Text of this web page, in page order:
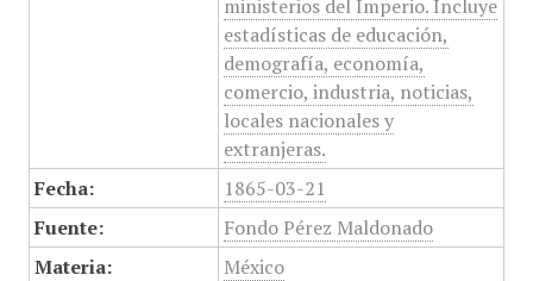
ministerios del Imperio. Incluye
estadísticas de educación,
demografía, economía,
comercio, industria, noticias,
locales nacionales y
extranjeras.
Fecha:
1865-03-21
Fuente:
Fondo Pérez Maldonado
Materia:
México